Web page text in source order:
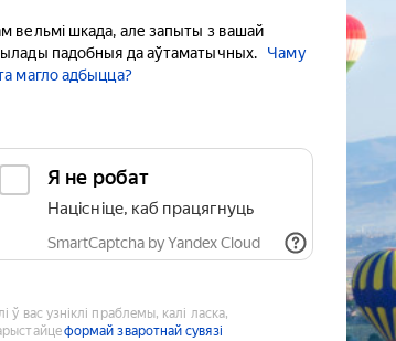
вельмі шкада, але запыты з вашай
падобныя да аўтаматычных.
Чаму
магло адбыцца?
Я не робат
Націсніце, каб працягнуць
SmartCaptcha by Yandex Cloud
ў вас узніклі праблемы, калі ласка,
формай зваротнай сувязі